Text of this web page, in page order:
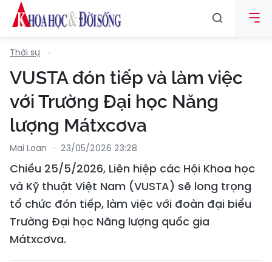
Thời sự
VUSTA đón tiếp và làm việc
với Trường Đại học Năng
lượng Mátxcơva
Mai Loan 23/05/2026 23:28
Chiều 25/5/2026, Liên hiệp các Hội Khoa học
và Kỹ thuật Việt Nam (VUSTA) sẽ long trọng
tổ chức đón tiếp, làm việc với đoàn đại biểu
Trường Đại học Năng lượng quốc gia
Mátxcơva.